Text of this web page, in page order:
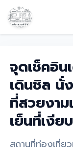
จุดเช็คอิน
เดินชิล นั่
ที่สวยงาม
เย็นที่เงี
สถานที่ท่องเที่ย